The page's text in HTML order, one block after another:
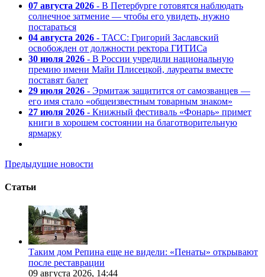
07 августа 2026 - В Петербурге готовятся наблюдать
солнечное затмение — чтобы его увидеть, нужно
постараться
04 августа 2026 - ТАСС: Григорий Заславский
освобожден от должности ректора ГИТИСа
30 июля 2026 - В России учредили национальную
премию имени Майи Плисецкой, лауреаты вместе
поставят балет
29 июля 2026 - Эрмитаж защитится от самозванцев —
его имя стало «общеизвестным товарным знаком»
27 июля 2026 - Книжный фестиваль «Фонарь» примет
книги в хорошем состоянии на благотворительную
ярмарку
Предыдущие новости
Статьи
Таким дом Репина еще не видели: «Пенаты» открывают
после реставрации
09 августа 2026, 14:44